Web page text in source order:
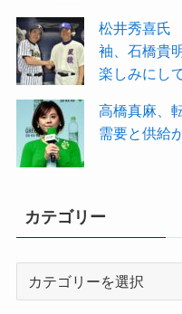
松井秀喜氏
袖、石橋貴
楽しみにし
高橋真麻、
需要と供給
カテゴリー